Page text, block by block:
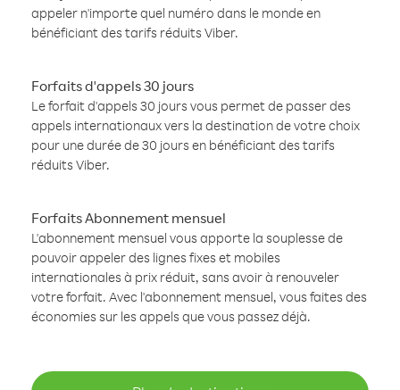
appeler n'importe quel numéro dans le monde en
bénéficiant des tarifs réduits Viber.
Forfaits d'appels 30 jours
Le forfait d'appels 30 jours vous permet de passer des
appels internationaux vers la destination de votre choix
pour une durée de 30 jours en bénéficiant des tarifs
réduits Viber.
Forfaits Abonnement mensuel
L'abonnement mensuel vous apporte la souplesse de
pouvoir appeler des lignes fixes et mobiles
internationales à prix réduit, sans avoir à renouveler
votre forfait. Avec l'abonnement mensuel, vous faites des
économies sur les appels que vous passez déjà.